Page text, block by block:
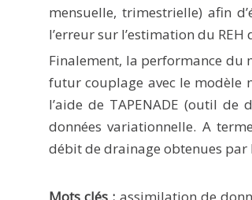
mensuelle, trimestrielle) afin
l’erreur sur l’estimation du
Finalement, la performance du
futur couplage avec le modèle
l’aide de TAPENADE (outil
données variationnelle. A
débit de drainage obtenues par